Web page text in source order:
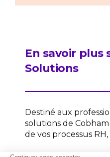
En savoir plus
Solutions
Destiné aux
solutions de
de vos processus RH,